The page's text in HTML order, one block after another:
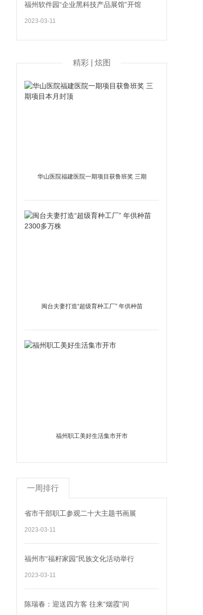
福州软件园“企业黑科技产品展馆”开馆
2023-03-11
精彩 | 炫图
华山医院福建医院一期项目获鲁班奖 三期
闽台夫妻打造“超级育种工厂” 年供种苗
福州职工美好生活集市开市
一周排行
省市干部职工参观二十大主题书画展
2023-03-11
福州市“福籽家园”民族文化活动举行
2023-03-11
陈瑞春：迎送四方客 往来“烟霞”间